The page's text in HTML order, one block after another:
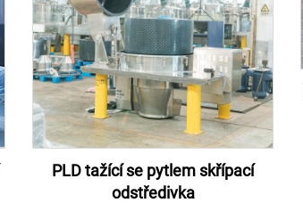
PLD tažící se pytlem skřípací
odstředivka